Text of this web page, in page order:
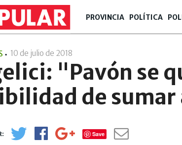
PROVINCIA POLÍTICA
10 de julio de 2018
"Pavón se
de sumar
Save